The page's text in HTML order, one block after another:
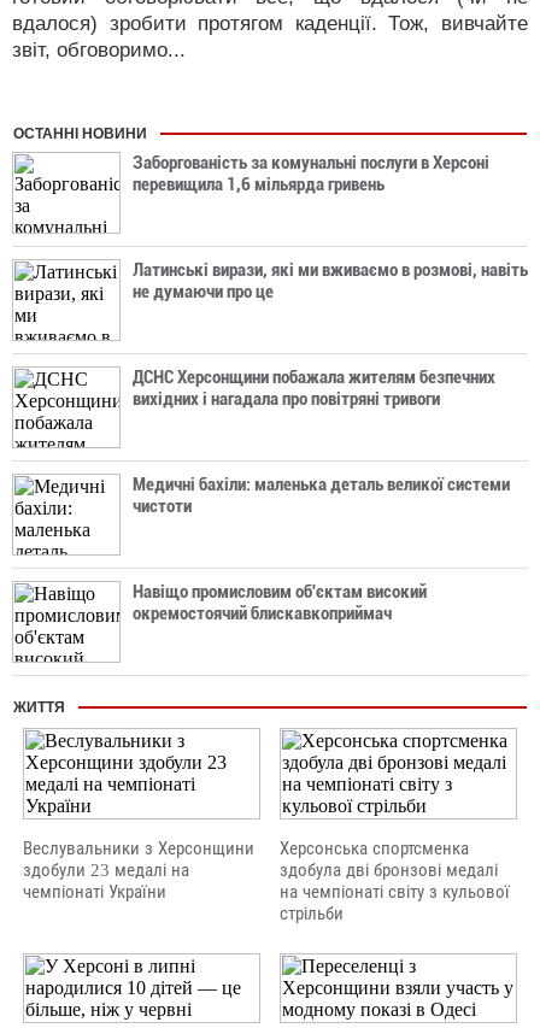
вдалося) зробити протягом каденції. Тож, вивчайте
звіт, обговоримо...
ОСТАННІ НОВИНИ
Заборгованість за комунальні послуги в Херсоні
перевищила 1,6 мільярда гривень
Латинські вирази, які ми вживаємо в розмові, навіть
не думаючи про це
ДСНС Херсонщини побажала жителям безпечних
вихідних і нагадала про повітряні тривоги
Медичні бахіли: маленька деталь великої системи
чистоти
Навіщо промисловим об'єктам високий
окремостоячий блискавкоприймач
ЖИТТЯ
Веслувальники з Херсонщини
здобули 23 медалі на
чемпіонаті України
Херсонська спортсменка
здобула дві бронзові медалі
на чемпіонаті світу з кульової
стрільби